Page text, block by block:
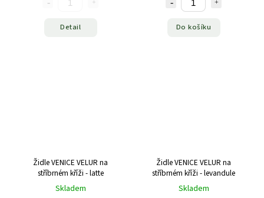
Detail Do košíku
Židle VENICE VELUR na
stříbrném kříži - latte
Skladem
Židle VENICE VELUR na
stříbrném kříži - levandule
Skladem